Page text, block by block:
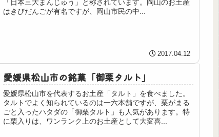
「日本三大まんじゅう」と称されています。岡山のお土産
はきびだんごが有名ですが、岡山市民の中...
2017.04.12
愛媛県松山市の銘菓「御栗タルト」
愛媛県松山市を代表するお土産「タルト」を食べました。
タルトでよく知られているのは一六本舗ですが、栗がまる
ごと入ったハタダの「御栗タルト」も人気があります。特
に栗入りは、ワンランク上のお土産として大変喜...